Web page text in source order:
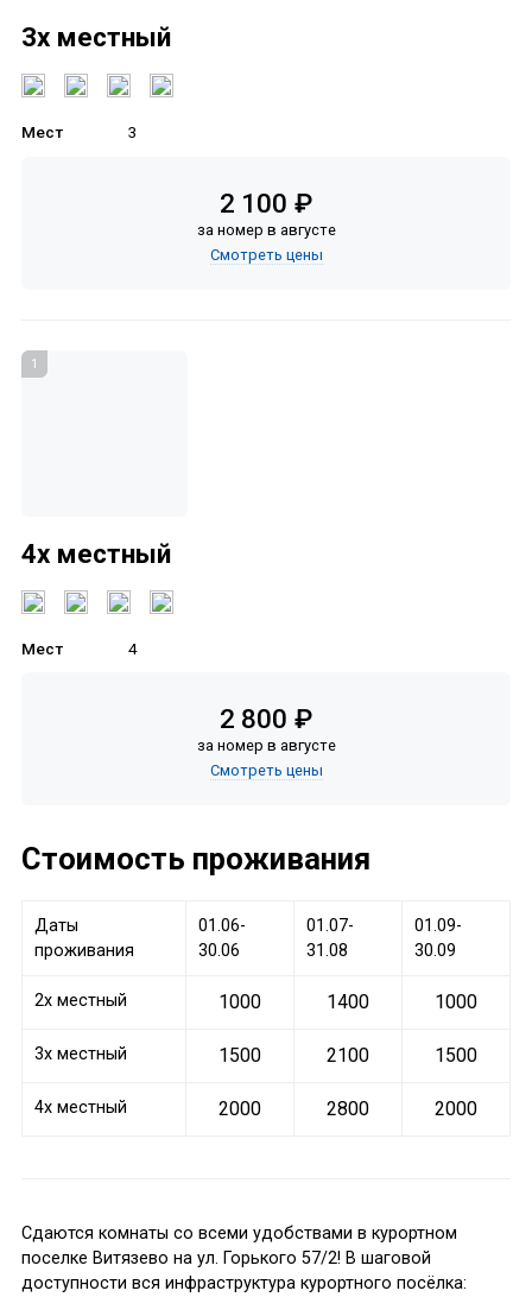
3х местный
Мест 3
2 100 ₽
за номер в августе
Смотреть цены
1
4х местный
Мест 4
2 800 ₽
за номер в августе
Смотреть цены
Стоимость проживания
Даты
проживания
01.06-
30.06
01.07-
31.08
01.09-
30.09
2х местный 1000 1400 1000
3х местный 1500 2100 1500
4х местный 2000 2800 2000
Сдаются комнаты со всеми удобствами в курортном
поселке Витязево на ул. Горького 57/2! В шаговой
доступности вся инфраструктура курортного посёлка: